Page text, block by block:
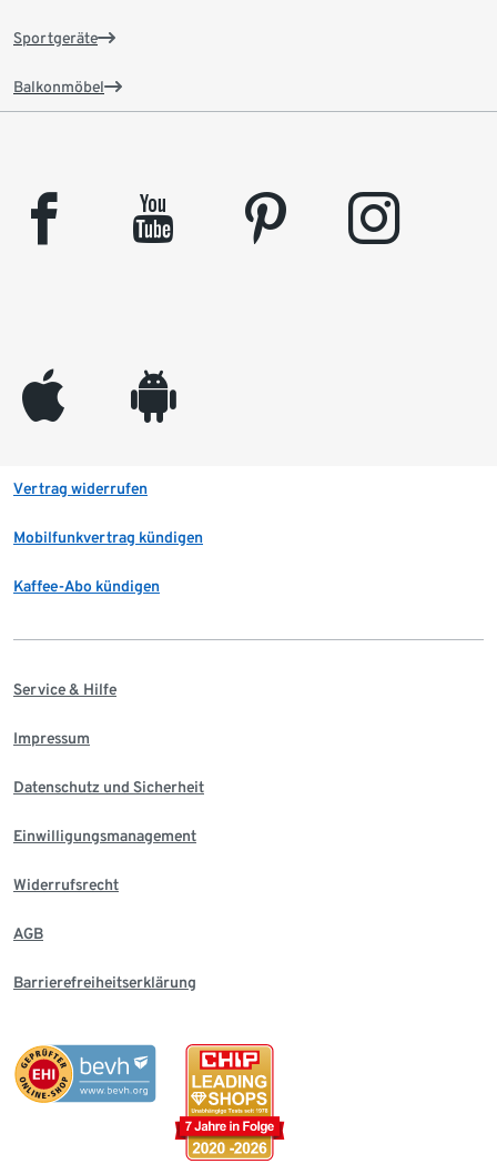
Sportgeräte
Balkonmöbel
facebook youtube pinterest instagram
appleinc android
Vertrag widerrufen
Mobilfunkvertrag kündigen
Kaffee-Abo kündigen
Service & Hilfe
Impressum
Datenschutz und Sicherheit
Einwilligungsmanagement
Widerrufsrecht
AGB
Barrierefreiheitserklärung